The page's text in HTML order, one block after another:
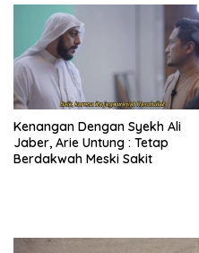
Kenangan Dengan Syekh Ali
Jaber, Arie Untung : Tetap
Berdakwah Meski Sakit